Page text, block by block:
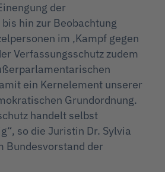
der
hin zur Beobachtung
im ‚Kampf gegen
Verfassungsschutz zudem
ein Kernelement unserer
Grundordnung.
handelt selbst
so die Juristin Dr. Sylvia
Bundesvorstand der